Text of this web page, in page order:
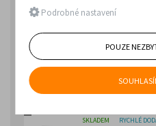
SKLADEM
Kovová ochranná
hluboké provedení.
7 293,39 Kč
bez DPH
SKLADEM
RYCHLÉ
Podrobné nastavení
POUZE